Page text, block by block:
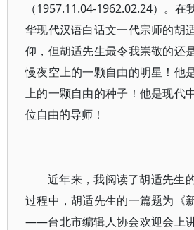
（1957.11.04-1962.02.24）。在
华现代汉语白话文一代宗师的胡
仰，但胡适先生最令我崇敬的还
慢夜空上的一颗自由的明星！他
上的一颗自由的种子！他是现代
位自由的导师！
近年来，我阅读了胡适先生
过程中，胡适先生的一篇题为《
——台北市编辑人协会欢迎会上